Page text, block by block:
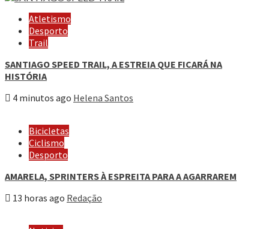
Atletismo
Desporto
Trail
SANTIAGO SPEED TRAIL, A ESTREIA QUE FICARÁ NA
HISTÓRIA
4 minutos ago Helena Santos
Bicicletas
Ciclismo
Desporto
AMARELA, SPRINTERS À ESPREITA PARA A AGARRAREM
13 horas ago Redação